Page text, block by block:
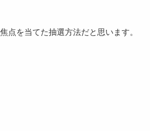
を当てた抽選方法だと思います。